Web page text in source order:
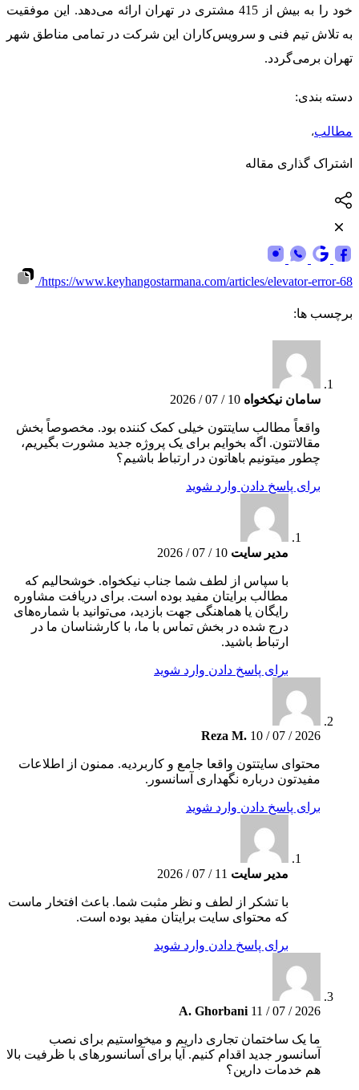
خود را به بیش از 415 مشتری در تهران ارائه می‌دهد. این موفقیت
به تلاش تیم فنی و سرویس‌کاران این شرکت در تمامی مناطق شهر
تهران برمی‌گردد.
دسته بندی:
مطالب،
اشتراک گذاری مقاله
https://www.keyhangostarmana.com/articles/elevator-error-68/
برچسب ها:
سامان نیکخواه 10 / 07 / 2026
واقعاً مطالب سایتتون خیلی کمک کننده بود. مخصوصاً بخش
مقالاتتون. اگه بخوایم برای یک پروژه جدید مشورت بگیریم،
چطور میتونیم باهاتون در ارتباط باشیم؟
برای پاسخ دادن وارد شوید
مدیر سایت 10 / 07 / 2026
با سپاس از لطف شما جناب نیکخواه. خوشحالیم که
مطالب برایتان مفید بوده است. برای دریافت مشاوره
رایگان یا هماهنگی جهت بازدید، می‌توانید با شماره‌های
درج شده در بخش تماس با ما، با کارشناسان ما در
ارتباط باشید.
برای پاسخ دادن وارد شوید
Reza M. 10 / 07 / 2026
محتوای سایتتون واقعا جامع و کاربردیه. ممنون از اطلاعات
مفیدتون درباره نگهداری آسانسور.
برای پاسخ دادن وارد شوید
مدیر سایت 11 / 07 / 2026
با تشکر از لطف و نظر مثبت شما. باعث افتخار ماست
که محتوای سایت برایتان مفید بوده است.
برای پاسخ دادن وارد شوید
A. Ghorbani 11 / 07 / 2026
ما یک ساختمان تجاری داریم و میخواستیم برای نصب
آسانسور جدید اقدام کنیم. آیا برای آسانسورهای با ظرفیت بالا
هم خدمات دارین؟